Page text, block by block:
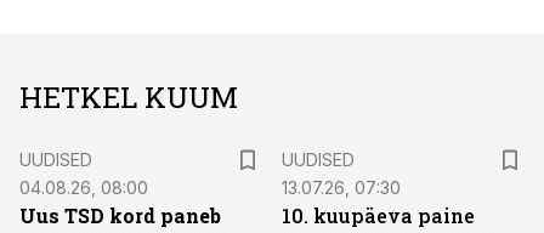
HETKEL KUUM
UUDISED
04.08.26, 08:00
Uus TSD kord paneb
UUDISED
13.07.26, 07:30
10. kuupäeva paine